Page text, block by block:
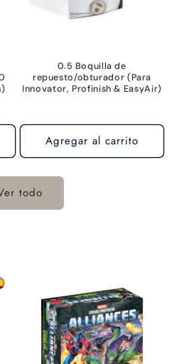
0.5 Boquilla de
repuesto/obturador (Para
Innovator, Profinish & EasyAir)
Agregar al carrito
todo